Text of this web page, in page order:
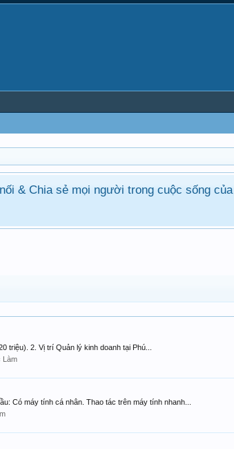
& Chia sẻ mọi người trong cuộc sống
triệu). 2. Vị trí Quản lý kinh doanh tại Phú...
Làm
Có máy tính cá nhân. Thao tác trên máy tính nhanh...